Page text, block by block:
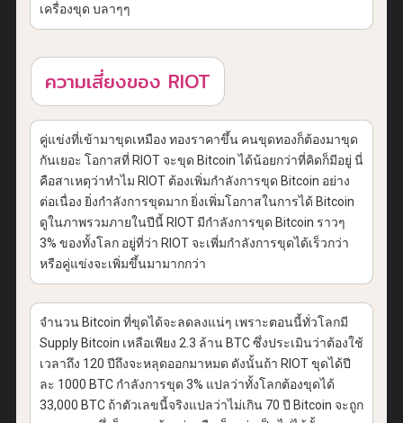
เครื่องขุด บลาๆๆ
ความเสี่ยงของ RIOT
คู่แข่งที่เข้ามาขุดเหมือง ทองราคาขึ้น คนขุดทองก็ต้องมาขุด
กันเยอะ โอกาสที่ RIOT จะขุด Bitcoin ได้น้อยกว่าที่คิดก็มีอยู่ นี่
คือสาเหตุว่าทำไม RIOT ต้องเพิ่มกำลังการขุด Bitcoin อย่าง
ต่อเนื่อง ยิ่งกำลังการขุดมาก ยิ่งเพิ่มโอกาสในการได้ Bitcoin
ดูในภาพรวมภายในปีนี้ RIOT มีกำลังการขุด Bitcoin ราวๆ
3% ของทั้งโลก อยู่ที่ว่า RIOT จะเพี่มกำลังการขุดได้เร็วกว่า
หรือคู่แข่งจะเพิ่มขึ้นมามากกว่า
จำนวน Bitcoin ที่ขุดได้จะลดลงแน่ๆ เพราะตอนนี้ทั่วโลกมี
Supply Bitcoin เหลือเพียง 2.3 ล้าน BTC ซึ่งประเมินว่าต้องใช้
เวลาถึง 120 ปีถึงจะหลุดออกมาหมด ดังนั้นถ้า RIOT ขุดได้ปี
ละ 1000 BTC กำลังการขุด 3% แปลว่าทั้งโลกต้องขุดได้
33,000 BTC ถ้าตัวเลขนี้จริงแปลว่าไม่เกิน 70 ปี Bitcoin จะถูก